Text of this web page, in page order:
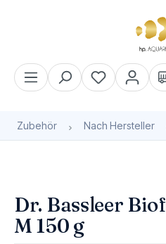
Zubehör Nach Hersteller
Dr. Bassleer
M 150 g